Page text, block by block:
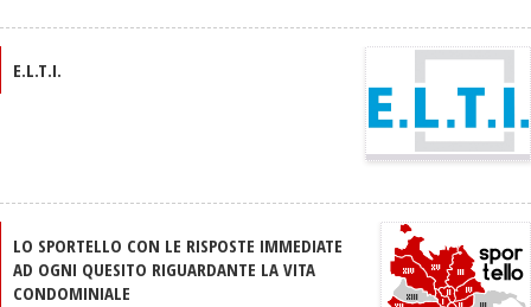
E.L.T.I.
LO SPORTELLO CON LE RISPOSTE IMMEDIATE
AD OGNI QUESITO RIGUARDANTE LA VITA
CONDOMINIALE